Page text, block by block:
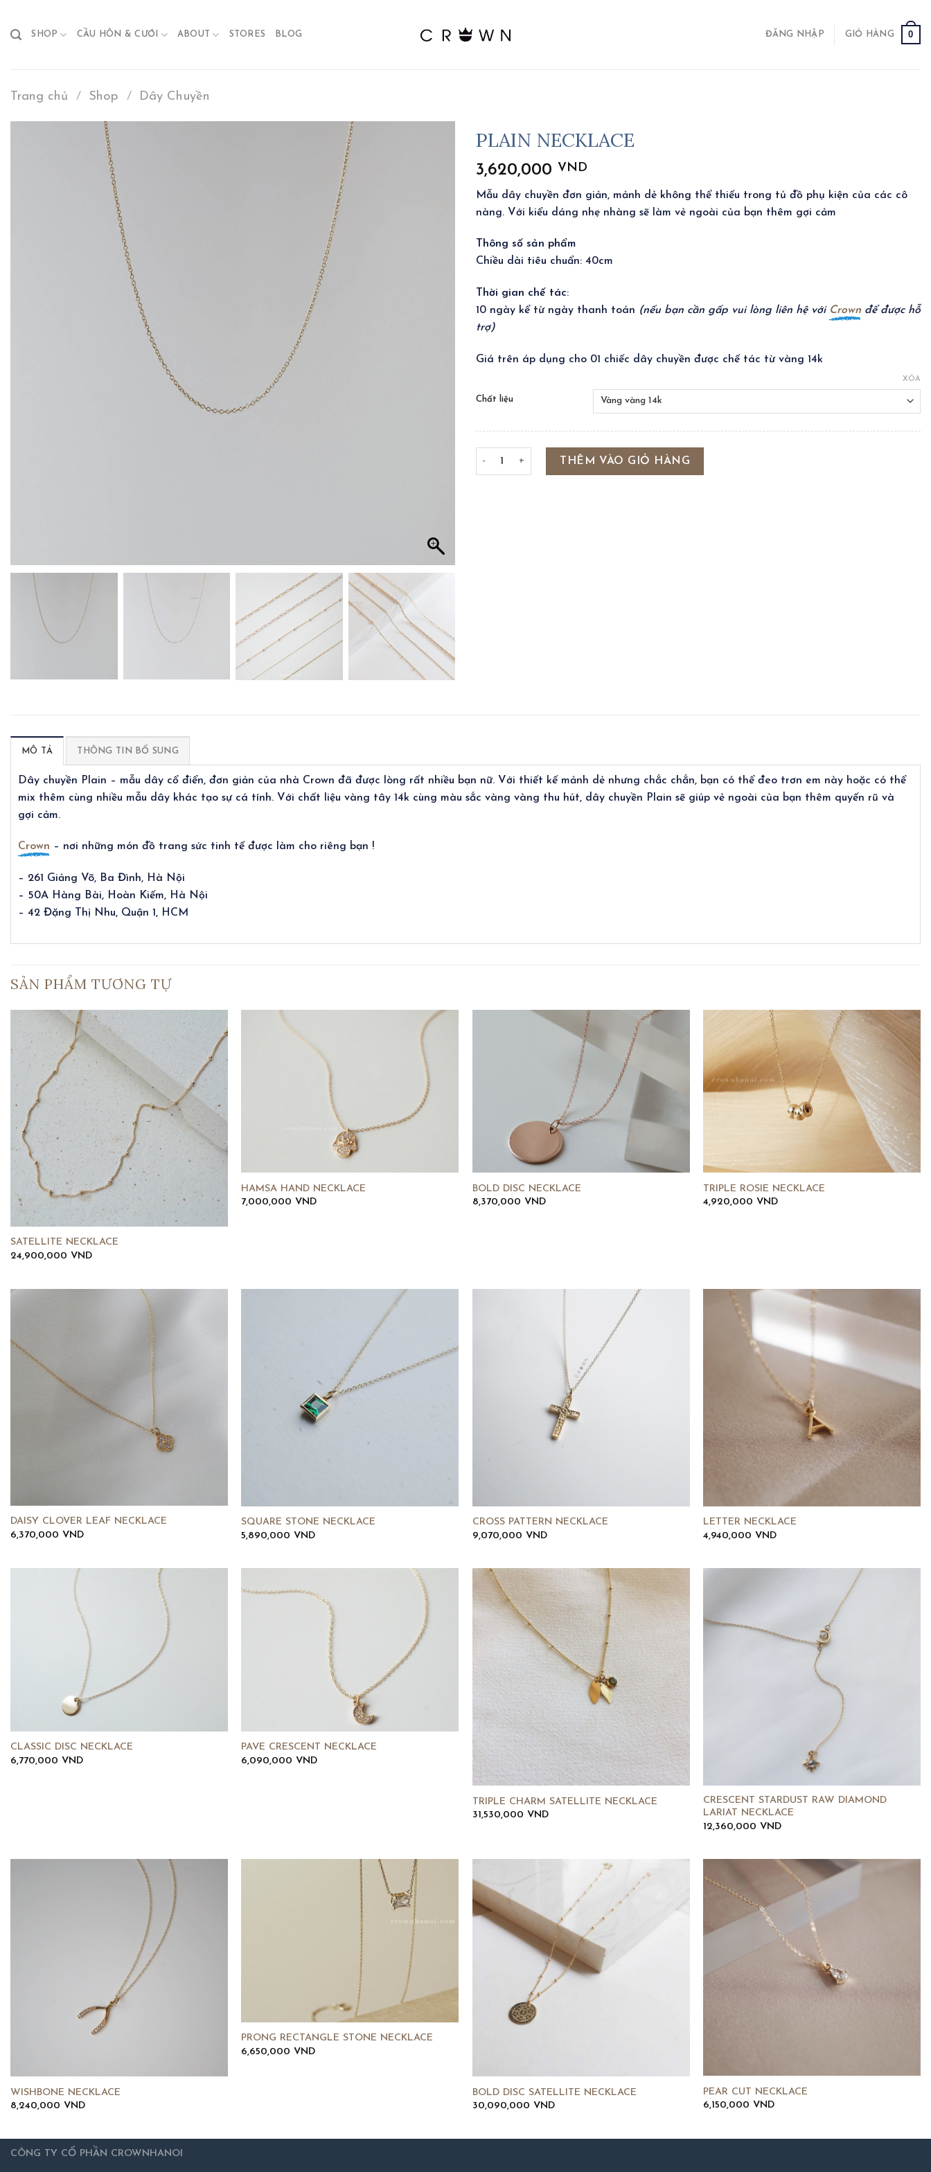
content
SHOP CẦU HÔN & CƯỚI ABOUT STORES BLOG ĐĂNG NHẬP GIỎ HÀNG 0
Trang chủ / Shop / Dây Chuyền
PLAIN NECKLACE
3,620,000 VND
Mẫu dây chuyền đơn giản, mảnh dẻ không thể thiếu trong tủ đồ phụ kiện của các cô
nàng. Với kiểu dáng nhẹ nhàng sẽ làm vẻ ngoài của bạn thêm gợi cảm
Thông số sản phẩm
Chiều dài tiêu chuẩn: 40cm
Thời gian chế tác:
10 ngày kể từ ngày thanh toán (nếu bạn cần gấp vui lòng liên hệ với Crownđể được hỗ
trợ)
Giá trên áp dụng cho 01 chiếc dây chuyền được chế tác từ vàng 14k
Chất liệu
XÓA
PLAIN NECKLACE số lượng
THÊM VÀO GIỎ HÀNG
MÔ TẢ THÔNG TIN BỔ SUNG
Dây chuyền Plain – mẫu dây cổ điển, đơn giản của nhà Crown đã được lòng rất nhiều bạn nữ. Với thiết kế mảnh dẻ nhưng chắc chắn, bạn có thể đeo trơn em này hoặc có thể
mix thêm cùng nhiều mẫu dây khác tạo sự cá tính. Với chất liệu vàng tây 14k cùng màu sắc vàng vàng thu hút, dây chuyền Plain sẽ giúp vẻ ngoài của bạn thêm quyến rũ và
gợi cảm.
Crown – nơi những món đồ trang sức tinh tế được làm cho riêng bạn !
– 261 Giảng Võ, Ba Đình, Hà Nội
– 50A Hàng Bài, Hoàn Kiếm, Hà Nội
– 42 Đặng Thị Nhu, Quận 1, HCM
SẢN PHẨM TƯƠNG TỰ
SATELLITE NECKLACE
24,900,000 VND
HAMSA HAND NECKLACE
7,000,000 VND
BOLD DISC NECKLACE
8,370,000 VND
TRIPLE ROSIE NECKLACE
4,920,000 VND
DAISY CLOVER LEAF NECKLACE
6,370,000 VND
SQUARE STONE NECKLACE
5,890,000VND
CROSS PATTERN NECKLACE
9,070,000 VND
LETTER NECKLACE
4,940,000VND
CLASSIC DISC NECKLACE
6,770,000 VND
PAVE CRESCENT NECKLACE
6,090,000VND
TRIPLE CHARM SATELLITE NECKLACE
31,530,000 VND
CRESCENT STARDUST RAW DIAMOND
LARIAT NECKLACE
12,360,000VND
WISHBONE NECKLACE
8,240,000 VND
PRONG RECTANGLE STONE NECKLACE
6,650,000VND
BOLD DISC SATELLITE NECKLACE
30,090,000 VND
PEAR CUT NECKLACE
6,150,000 VND
CÔNG TY CỔ PHẦN CROWNHANOI